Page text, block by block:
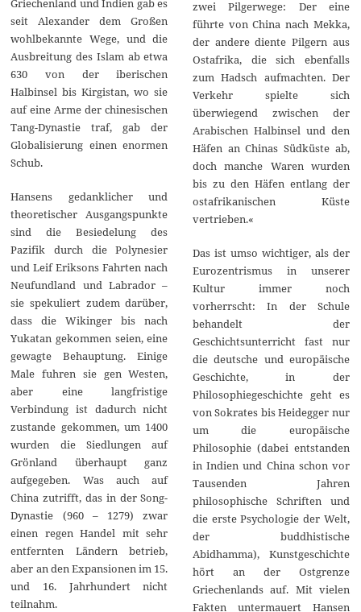
Griechenland und Indien gab es
seit Alexander dem Großen
wohlbekannte Wege, und die
Ausbreitung des Islam ab etwa
630 von der iberischen
Halbinsel bis Kirgistan, wo sie
auf eine Arme der chinesischen
Tang-Dynastie traf, gab der
Globalisierung einen enormen
Schub.
Hansens gedanklicher und
theoretischer Ausgangspunkte
sind die Besiedelung des
Pazifik durch die Polynesier
und Leif Eriksons Fahrten nach
Neufundland und Labrador –
sie spekuliert zudem darüber,
dass die Wikinger bis nach
Yukatan gekommen seien, eine
gewagte Behauptung. Einige
Male fuhren sie gen Westen,
aber eine langfristige
Verbindung ist dadurch nicht
zustande gekommen, um 1400
wurden die Siedlungen auf
Grönland überhaupt ganz
aufgegeben. Was auch auf
China zutrifft, das in der Song-
Dynastie (960 – 1279) zwar
einen regen Handel mit sehr
entfernten Ländern betrieb,
aber an den Expansionen im 15.
und 16. Jahrhundert nicht
teilnahm.
zwei Pilgerwege: Der eine
führte von China nach Mekka,
der andere diente Pilgern aus
Ostafrika, die sich ebenfalls
zum Hadsch aufmachten. Der
Verkehr spielte sich
überwiegend zwischen der
Arabischen Halbinsel und den
Häfen an Chinas Südküste ab,
doch manche Waren wurden
bis zu den Häfen entlang der
ostafrikanischen Küste
vertrieben.«
Das ist umso wichtiger, als der
Eurozentrismus in unserer
Kultur immer noch
vorherrscht: In der Schule
behandelt der
Geschichtsunterricht fast nur
die deutsche und europäische
Geschichte, in der
Philosophiegeschichte geht es
von Sokrates bis Heidegger nur
um die europäische
Philosophie (dabei entstanden
in Indien und China schon vor
Tausenden Jahren
philosophische Schriften und
die erste Psychologie der Welt,
der buddhistische
Abidhamma), Kunstgeschichte
hört an der Ostgrenze
Griechenlands auf. Mit vielen
Fakten untermauert Hansen